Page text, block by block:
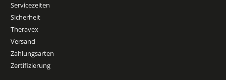
Servicezeiten
Sicherheit
Theravex
Versand
Zahlungsarten
Zertifizierung